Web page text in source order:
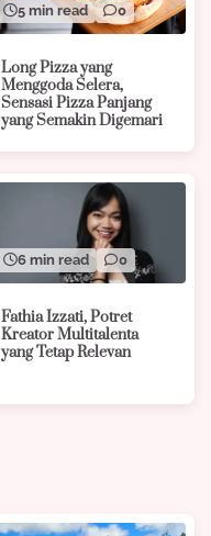
5 min read 0
Long Pizza yang
Menggoda Selera,
Sensasi Pizza Panjang
yang Semakin Digemari
6 min read 0
Fathia Izzati, Potret
Kreator Multitalenta
yang Tetap Relevan